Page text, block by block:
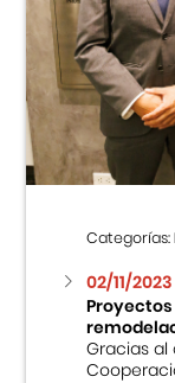
Categorías:
02/11/2023
Gracias al